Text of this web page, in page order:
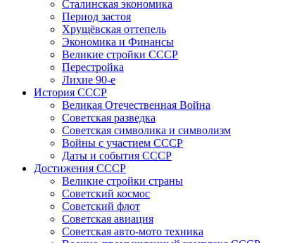
Сталинская экономика
Период застоя
Хрущёвская оттепель
Экономика и Финансы
Великие стройки СССР
Перестройка
Лихие 90-е
История СССР
Великая Отечественная Война
Советская разведка
Советская символика и символизм
Войны с участием СССР
Даты и события СССР
Достижения СССР
Великие стройки страны
Советский космос
Советский флот
Советская авиация
Советская авто-мото техника